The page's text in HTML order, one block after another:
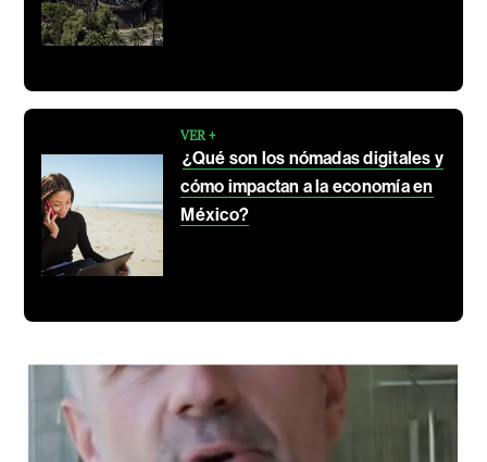
VER +
¿Qué son los nómadas digitales y
cómo impactan a la economía en
México?